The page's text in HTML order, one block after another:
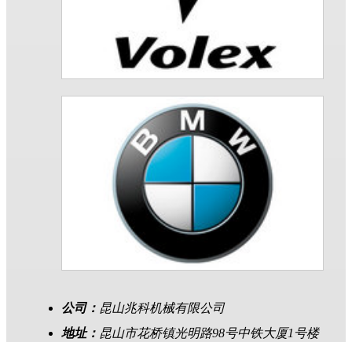
公司： 昆山兆科机械有限公司
地址： 昆山市花桥镇光明路98号中铁大厦1号楼